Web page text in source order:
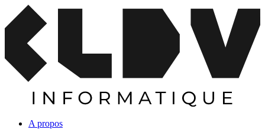
A propos